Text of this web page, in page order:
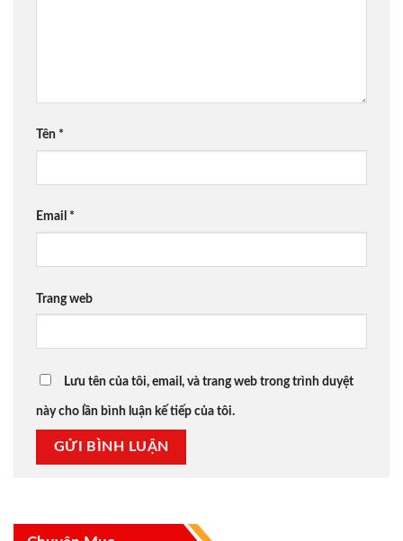
Tên *
Email *
Trang web
Lưu tên của tôi, email, và trang web trong trình duyệt
này cho lần bình luận kế tiếp của tôi.